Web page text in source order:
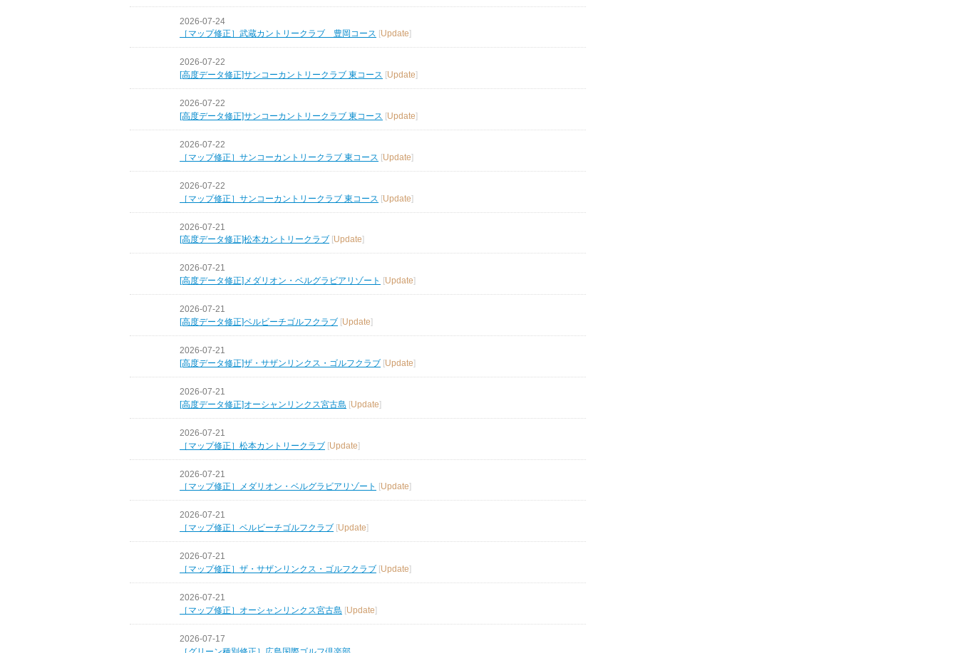
2026-07-24
［マップ修正］武蔵カントリークラブ 豊岡コース [Update]
2026-07-22
[高度データ修正]サンコーカントリークラブ 東コース [Update]
2026-07-22
[高度データ修正]サンコーカントリークラブ 東コース [Update]
2026-07-22
［マップ修正］サンコーカントリークラブ 東コース [Update]
2026-07-22
［マップ修正］サンコーカントリークラブ 東コース [Update]
2026-07-21
[高度データ修正]松本カントリークラブ [Update]
2026-07-21
[高度データ修正]メダリオン・ベルグラビアリゾート [Update]
2026-07-21
[高度データ修正]ベルビーチゴルフクラブ [Update]
2026-07-21
[高度データ修正]ザ・サザンリンクス・ゴルフクラブ [Update]
2026-07-21
[高度データ修正]オーシャンリンクス宮古島 [Update]
2026-07-21
［マップ修正］松本カントリークラブ [Update]
2026-07-21
［マップ修正］メダリオン・ベルグラビアリゾート [Update]
2026-07-21
［マップ修正］ベルビーチゴルフクラブ [Update]
2026-07-21
［マップ修正］ザ・サザンリンクス・ゴルフクラブ [Update]
2026-07-21
［マップ修正］オーシャンリンクス宮古島 [Update]
2026-07-17